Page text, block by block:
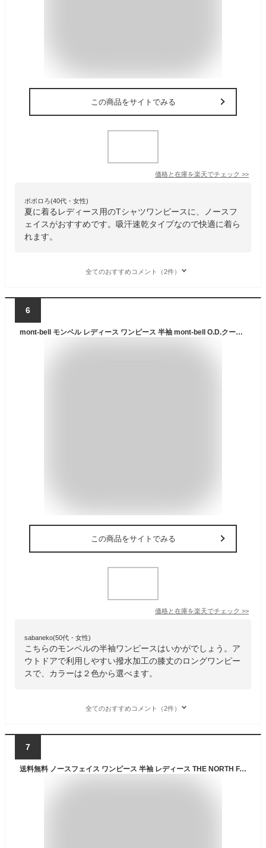
この商品をサイトでみる
価格と在庫を楽天でチェック >>
ポポロろ(40代・女性)
夏に着るレディース用のTシャツワンピースに、ノースフ
ェイスがおすすめです。吸汗速乾タイプなので快適に着ら
れます。
全てのおすすめコメント（2件）
6
mont-bell モンベル レディース ワンピース 半袖 mont-bell O.D.クール ひざ丈 撥水加工 ウエスト調節可能 アウトドア 1114680 [衣類] ユ00582
この商品をサイトでみる
価格と在庫を楽天でチェック >>
sabaneko(50代・女性)
こちらのモンベルの半袖ワンピースはいかがでしょう。ア
ウトドアで利用しやすい撥水加工の膝丈のロングワンピー
スで、カラーは２色から選べます。
全てのおすすめコメント（2件）
7
送料無料 ノースフェイス ワンピース 半袖 レディース THE NORTH FACE Tシャツワンピ ドレス 膝下丈 ロング 無地 吸汗速乾 アウトドア デイリー タウン カジュアル ウェア 女性 トップス シンプル リラックス ルームウェア ブランド アパレル/NTW32357